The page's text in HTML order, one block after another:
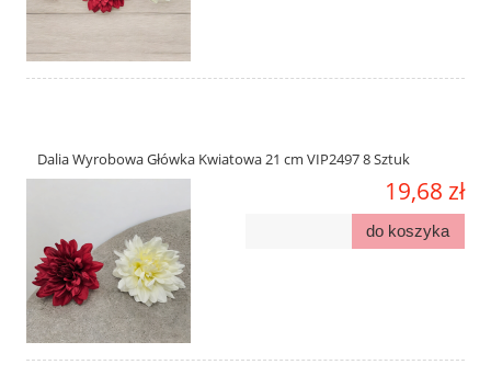
Dalia Wyrobowa Główka Kwiatowa 21 cm VIP2497 8 Sztuk
19,68 zł
do koszyka